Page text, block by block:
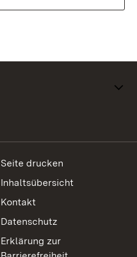
Seite drucken
Inhaltsübersicht
Kontakt
Datenschutz
Erklärung zur